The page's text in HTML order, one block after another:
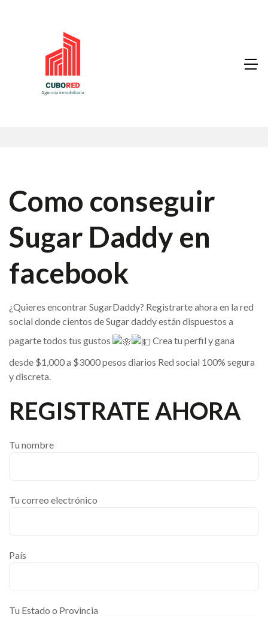
Como conseguir
Sugar Daddy en
facebook
¿Quieres encontrar SugarDaddy? Registrarte ahora en la red
social donde cientos de Sugar daddy están dispuestos a
pagarte todos tus gustos
Crea tu perfil y gana
desde $1,000 a $3000 pesos diarios Red social 100% segura
y discreta.
REGISTRATE AHORA
Tu nombre
Tu correo electrónico
País
Tu Estado o Provincia